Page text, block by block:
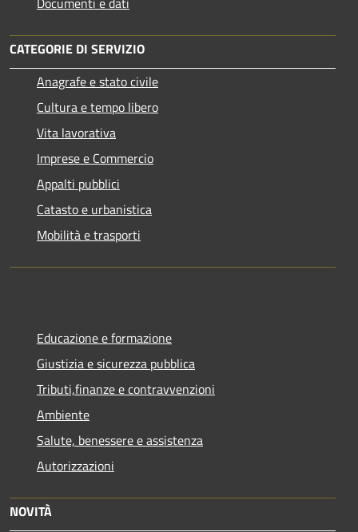
CATEGORIE DI SERVIZIO
Anagrafe e stato civile
Cultura e tempo libero
Vita lavorativa
Imprese e Commercio
Appalti pubblici
Catasto e urbanistica
Mobilità e trasporti
Educazione e formazione
Giustizia e sicurezza pubblica
Tributi,finanze e contravvenzioni
Ambiente
Salute, benessere e assistenza
Autorizzazioni
NOVITÀ